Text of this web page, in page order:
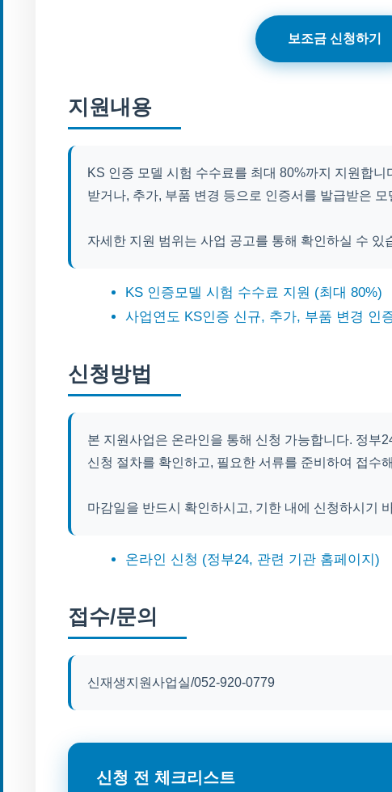
보조금 신청하기
지원내용
KS 인증 모델 시험 수수료를 최대 80%까지 지원합
받거나, 추가, 부품 변경 등으로 인증서를 발급받은
자세한 지원 범위는 사업 공고를 통해 확인하실 수 있
KS 인증모델 시험 수수료 지원 (최대 80%)
사업연도 KS인증 신규, 추가, 부품 변경 인
신청방법
본 지원사업은 온라인을 통해 신청 가능합니다. 정부
신청 절차를 확인하고, 필요한 서류를 준비하여 접수
마감일을 반드시 확인하시고, 기한 내에 신청하시기
온라인 신청 (정부24, 관련 기관 홈페이지)
접수/문의
신재생지원사업실/052-920-0779
신청 전 체크리스트